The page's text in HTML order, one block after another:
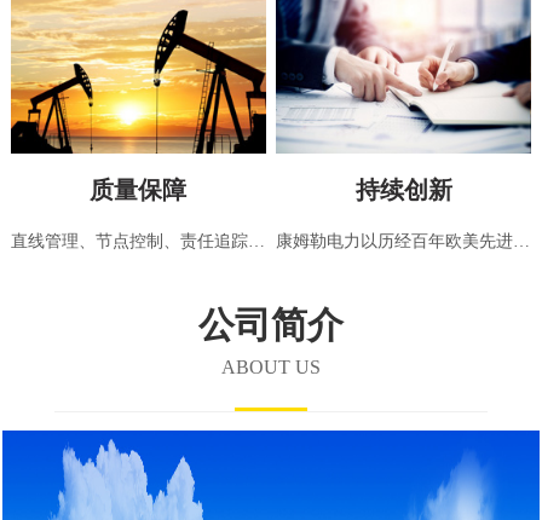
质量保障
直线管理、节点控制、责任追踪，高标准发电机组检测中心，采用国际标准（ISO8528:5-2013）严格检测
持续创新
公司简介
ABOUT US